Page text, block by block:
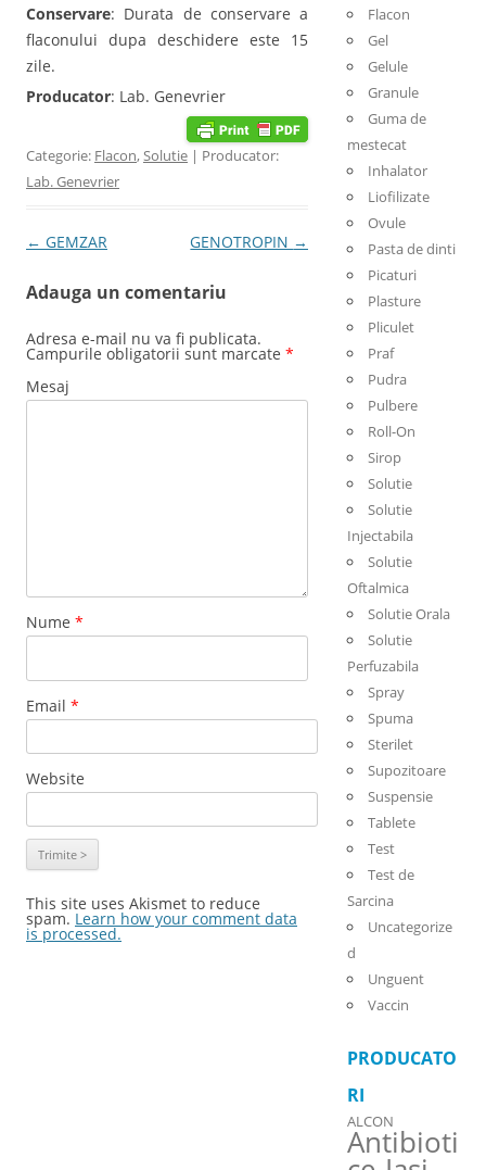
Conservare: Durata de conservare a
flaconului dupa deschidere este 15
zile.
Producator: Lab. Genevrier
Categorie: Flacon,Solutie | Producator:
Lab. Genevrier
Post navigation
← GEMZAR GENOTROPIN →
Adauga un comentariu
Adresa e-mail nu va fi publicata.
Campurile obligatorii sunt marcate *
Mesaj
Nume *
Email *
Website
This site uses Akismet to reduce
spam. Learn how your comment data
is processed.
Flacon
Gel
Gelule
Granule
Guma de
mestecat
Inhalator
Liofilizate
Ovule
Pasta de dinti
Picaturi
Plasture
Pliculet
Praf
Pudra
Pulbere
Roll-On
Sirop
Solutie
Solutie
Injectabila
Solutie
Oftalmica
Solutie Orala
Solutie
Perfuzabila
Spray
Spuma
Sterilet
Supozitoare
Suspensie
Tablete
Test
Test de
Sarcina
Uncategorize
d
Unguent
Vaccin
PRODUCATO
RI
ALCON
Antibioti